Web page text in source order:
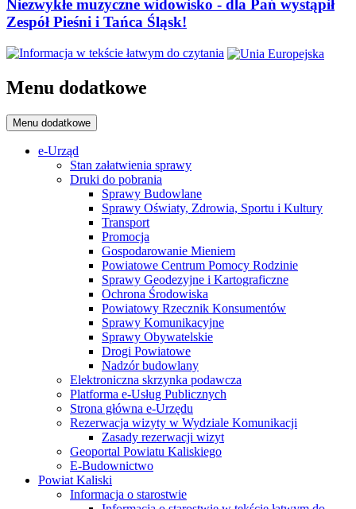
Niezwykłe muzyczne widowisko - dla Pań wystąpił
Zespół Pieśni i Tańca Śląsk!
Menu dodatkowe
Menu dodatkowe
e-Urząd
Stan załatwienia sprawy
Druki do pobrania
Sprawy Budowlane
Sprawy Oświaty, Zdrowia, Sportu i Kultury
Transport
Promocja
Gospodarowanie Mieniem
Powiatowe Centrum Pomocy Rodzinie
Sprawy Geodezyjne i Kartograficzne
Ochrona Środowiska
Powiatowy Rzecznik Konsumentów
Sprawy Komunikacyjne
Sprawy Obywatelskie
Drogi Powiatowe
Nadzór budowlany
Elektroniczna skrzynka podawcza
Platforma e-Usług Publicznych
Strona główna e-Urzędu
Rezerwacja wizyty w Wydziale Komunikacji
Zasady rezerwacji wizyt
Geoportal Powiatu Kaliskiego
E-Budownictwo
Powiat Kaliski
Informacja o starostwie